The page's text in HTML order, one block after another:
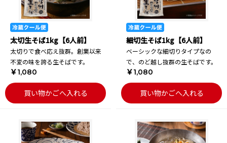
太切生そば1kg【6人前】
太切りで食べ応え抜群。創業以来
不変の味を誇る生そばです。
￥1,080
買い物かごへ入れる
細切生そば1kg【6人前】
ベーシックな細切りタイプなの
で、のど越し抜群の生そばです。
￥1,080
買い物かごへ入れる